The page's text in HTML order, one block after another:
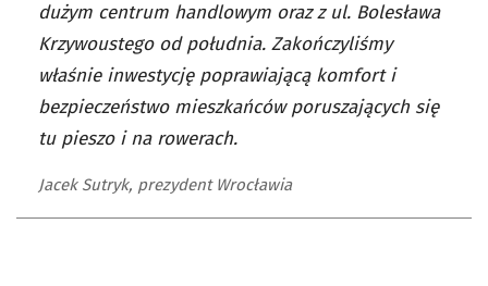
dużym centrum handlowym oraz z ul. Bolesława
Krzywoustego od południa. Zakończyliśmy
właśnie inwestycję poprawiającą komfort i
bezpieczeństwo mieszkańców poruszających się
tu pieszo i na rowerach.
Jacek Sutryk, prezydent Wrocławia